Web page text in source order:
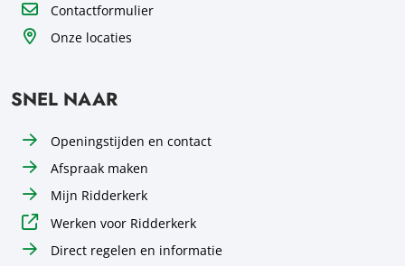
Contactformulier
Onze locaties
SNEL NAAR
Openingstijden en contact
Afspraak maken
Mijn Ridderkerk
Werken voor Ridderkerk
Direct regelen en informatie